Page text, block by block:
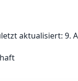
aktualisiert: 9.